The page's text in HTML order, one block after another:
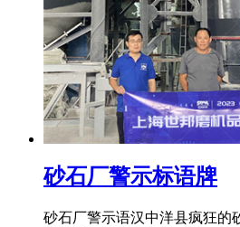
砂石厂警示标语牌
砂石厂警示语汉中洋县疯狂的